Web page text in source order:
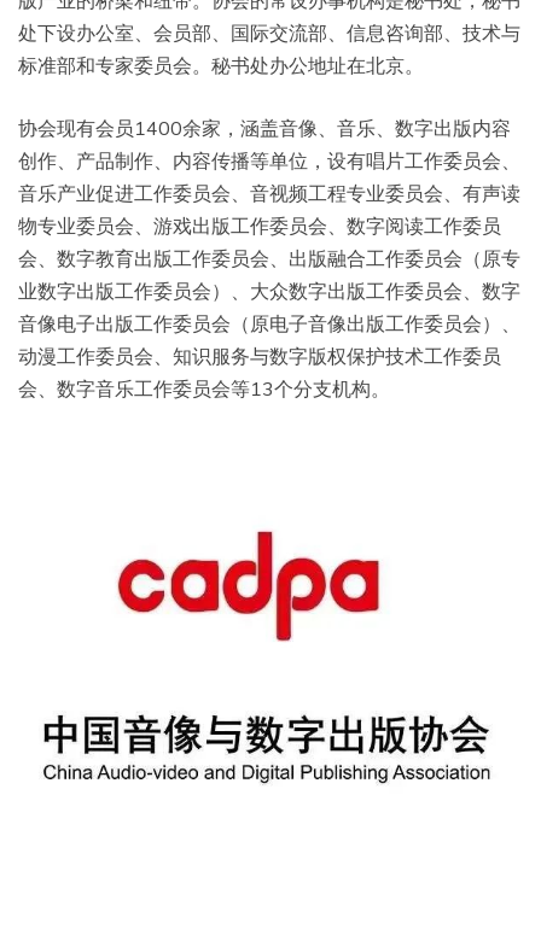
处下设办公室、会员部、国际交流部、信息咨询部、技术与
标准部和专家委员会。秘书处办公地址在北京。
协会现有会员1400余家，涵盖音像、音乐、数字出版内容
创作、产品制作、内容传播等单位，设有唱片工作委员会、
音乐产业促进工作委员会、音视频工程专业委员会、有声读
物专业委员会、游戏出版工作委员会、数字阅读工作委员
会、数字教育出版工作委员会、出版融合工作委员会（原专
业数字出版工作委员会）、大众数字出版工作委员会、数字
音像电子出版工作委员会（原电子音像出版工作委员会）、
动漫工作委员会、知识服务与数字版权保护技术工作委员
会、数字音乐工作委员会等13个分支机构。